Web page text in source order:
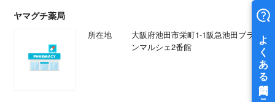
ヤマグチ薬局
所在地
大阪府池田市栄町1-1阪急池田ブラ
ンマルシェ2番館